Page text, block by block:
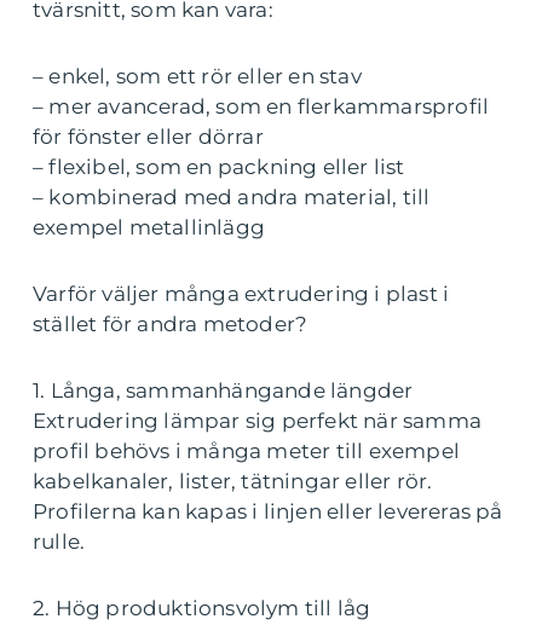
tvärsnitt, som kan vara:
– enkel, som ett rör eller en stav
– mer avancerad, som en flerkammarsprofil
för fönster eller dörrar
– flexibel, som en packning eller list
– kombinerad med andra material, till
exempel metallinlägg
Varför väljer många extrudering i plast i
stället för andra metoder?
1. Långa, sammanhängande längder
Extrudering lämpar sig perfekt när samma
profil behövs i många meter till exempel
kabelkanaler, lister, tätningar eller rör.
Profilerna kan kapas i linjen eller levereras på
rulle.
2. Hög produktionsvolym till låg